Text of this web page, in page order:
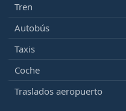
Tren
Autobús
Taxis
Coche
Traslados aeropuerto